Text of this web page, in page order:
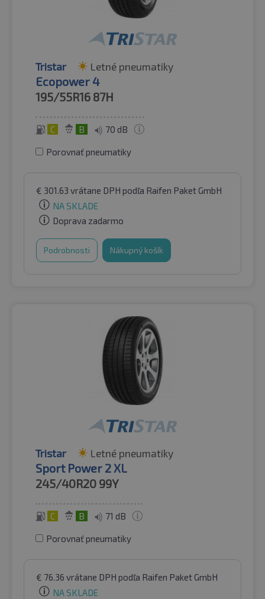
Tristar Letné pneumatiky
Ecopower 4
195/55R16 87H
C B 70 dB
Porovnať pneumatiky
€ 301.63 vrátane DPH podľa Raifen Paket GmbH
NA SKLADE
Doprava zadarmo
Podrobnosti Nákupný košík
Tristar Letné pneumatiky
Sport Power 2 XL
245/40R20 99Y
C B 71 dB
Porovnať pneumatiky
€ 76.36 vrátane DPH podľa Raifen Paket GmbH
NA SKLADE